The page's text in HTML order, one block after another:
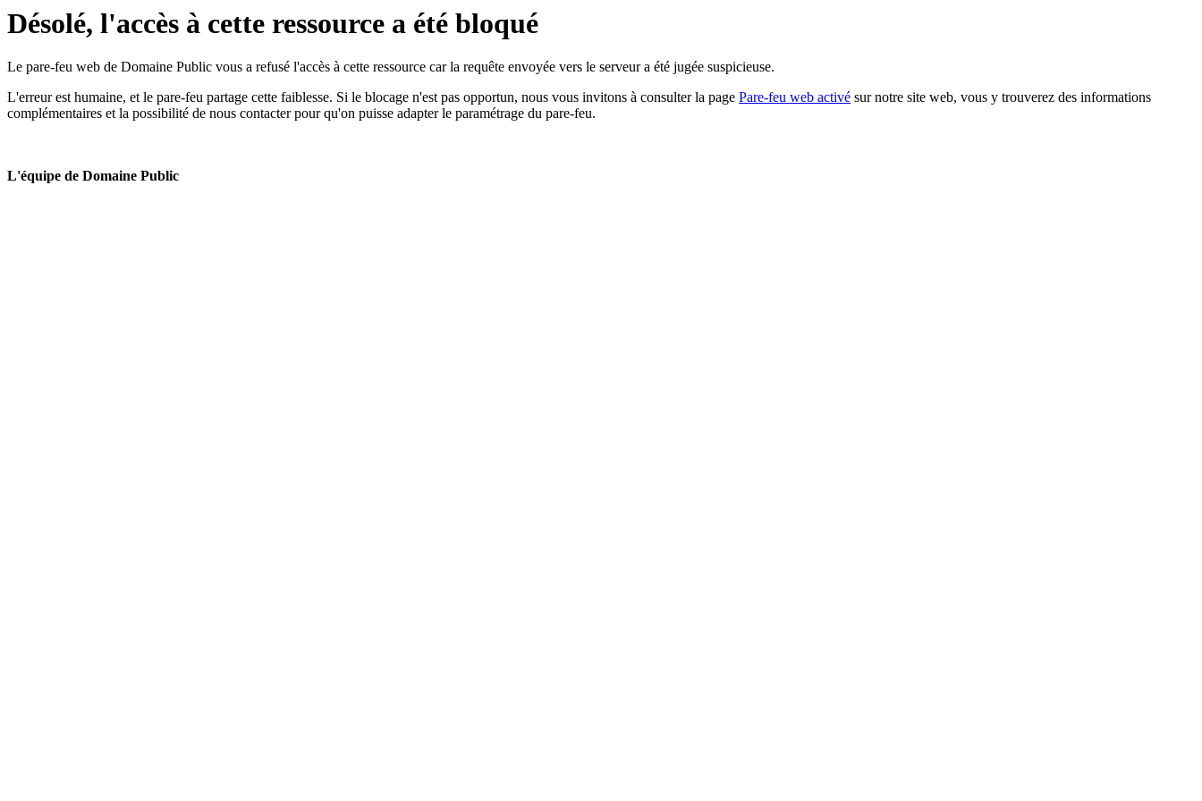
Désolé, l'accès à cette ressource a été bloqué
Le pare-feu web de Domaine Public vous a refusé l'accès à cette ressource car la requête envoyée vers le serveur a été jugée suspicieuse.
L'erreur est humaine, et le pare-feu partage cette faiblesse. Si le blocage n'est pas opportun, nous vous invitons à consulter la page Pare-feu web activé sur notre site web, vous y trouverez des informations
complémentaires et la possibilité de nous contacter pour qu'on puisse adapter le paramétrage du pare-feu.
L'équipe de Domaine Public